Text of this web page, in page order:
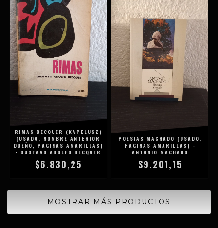
RIMAS BECQUER (KAPELUSZ)
(USADO, NOMBRE ANTERIOR
DUEÑO, PAGINAS AMARILLAS)
- GUSTAVO ADOLFO BECQUER
$6.830,25
POESIAS MACHADO (USADO,
PAGINAS AMARILLAS) -
ANTONIO MACHADO
$9.201,15
MOSTRAR MÁS PRODUCTOS